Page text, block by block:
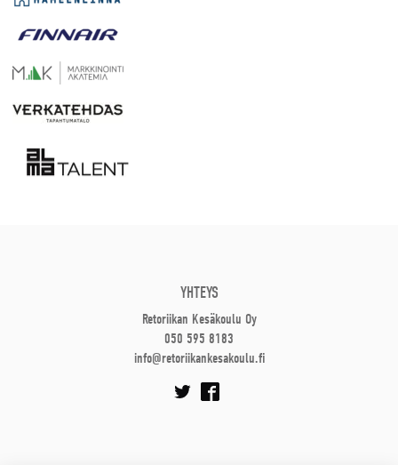
YHTEYS
Retoriikan Kesäkoulu Oy
050 595 8183
info@retoriikankesakoulu.fi